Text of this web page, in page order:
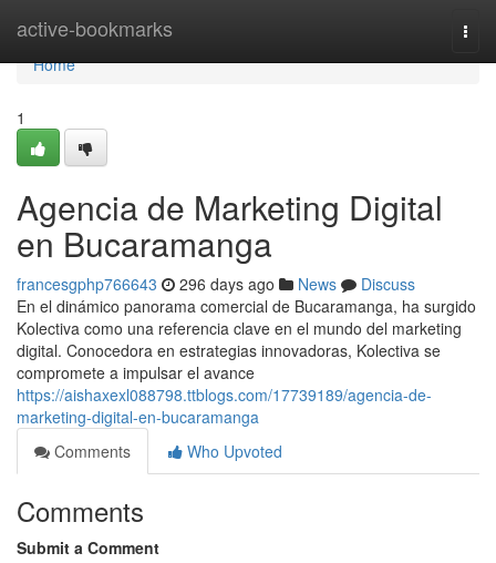
active-bookmarks
Home
Home
1
Agencia de Marketing Digital
en Bucaramanga
francesgphp766643 296 days ago News
Discuss
En el dinámico panorama comercial de Bucaramanga, ha surgido
Kolectiva como una referencia clave en el mundo del marketing
digital. Conocedora en estrategias innovadoras, Kolectiva se
compromete a impulsar el avance
https://aishaxexl088798.ttblogs.com/17739189/agencia-de-
marketing-digital-en-bucaramanga
Comments
Who Upvoted
Comments
Submit a Comment